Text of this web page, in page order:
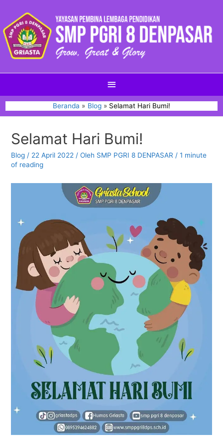
Beranda Blog Selamat Hari Bumi!
Selamat Hari Bumi!
Blog / 22 April 2022 / Oleh SMP PGRI 8 DENPASAR / 1 minute
of reading